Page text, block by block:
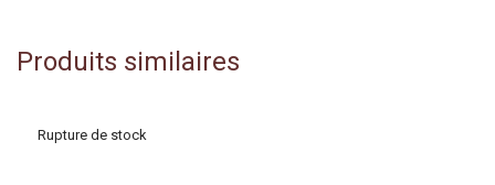
Produits similaires